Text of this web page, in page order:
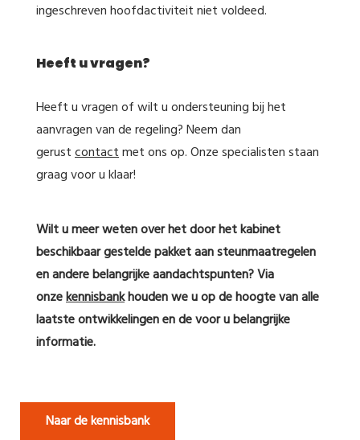
ingeschreven hoofdactiviteit niet voldeed.
Heeft u vragen?
Heeft u vragen of wilt u ondersteuning bij het
aanvragen van de regeling? Neem dan
gerustcontactmet ons op. Onze specialisten staan
graag voor u klaar!
Wilt u meer weten over het door het kabinet
beschikbaar gestelde pakket aan steunmaatregelen
en andere belangrijke aandachtspunten? Via
onzekennisbankhouden we u op de hoogte van alle
laatste ontwikkelingen en de voor u belangrijke
informatie.
Naar de kennisbank